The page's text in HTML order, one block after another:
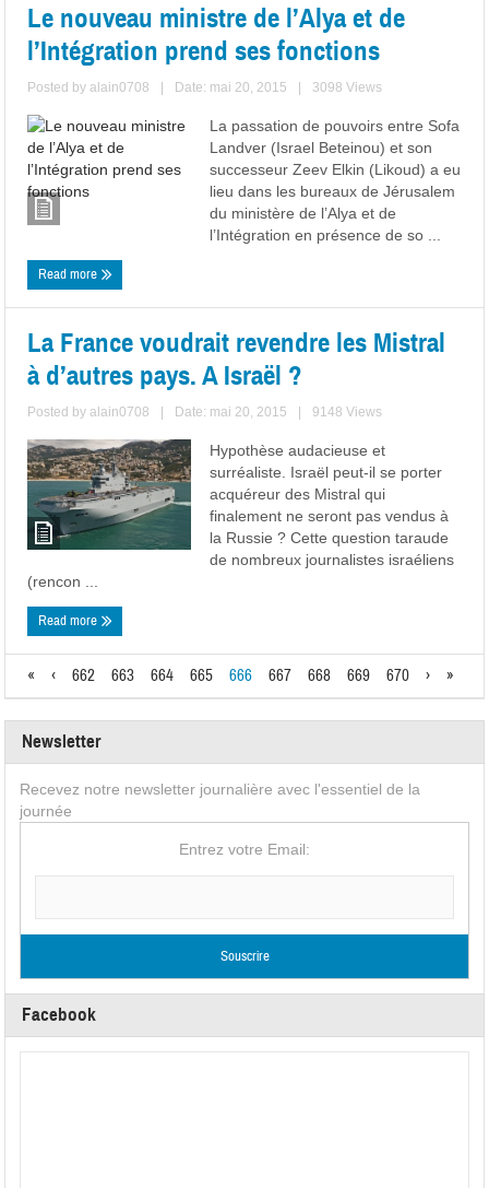
Le nouveau ministre de l’Alya et de
l’Intégration prend ses fonctions
Posted byalain0708 Date: mai 20, 2015 3098 Views
La passation de pouvoirs entre Sofa
Landver (Israel Beteinou) et son
successeur Zeev Elkin (Likoud) a eu
lieu dans les bureaux de Jérusalem
du ministère de l’Alya et de
l’Intégration en présence de so ...
Read more
La France voudrait revendre les Mistral
à d’autres pays. A Israël ?
Posted byalain0708 Date: mai 20, 2015 9148 Views
Hypothèse audacieuse et
surréaliste. Israël peut-il se porter
acquéreur des Mistral qui
finalement ne seront pas vendus à
la Russie ? Cette question taraude
de nombreux journalistes israéliens
(rencon ...
Read more
« ‹ 662 663 664 665 666 667 668 669 670 › »
Newsletter
Recevez notre newsletter journalière avec l'essentiel de la
journée
Entrez votre Email:
Facebook